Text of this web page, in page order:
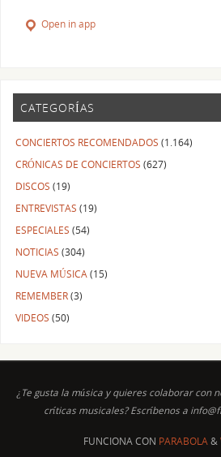
Open in app
CATEGORÍAS
CONCIERTOS RECOMENDADOS (1.164)
CRÓNICAS DE CONCIERTOS (627)
DISCOS (19)
ENTREVISTAS (19)
ESPECIALES (54)
NOTICIAS (304)
NUEVA MÚSICA(15)
REMEMBER(3)
VIDEOS (50)
¿Te gusta la música y quieres colaborar con
críticas musicales? Escríbenos a
FUNCIONA CON PARABOLA&